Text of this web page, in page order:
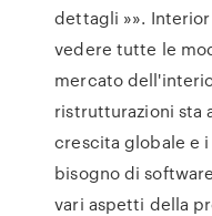
dettagli »».
vedere tutte le
mercato
ristrutturazioni sta
crescita globale e
bisogno di
vari aspetti della